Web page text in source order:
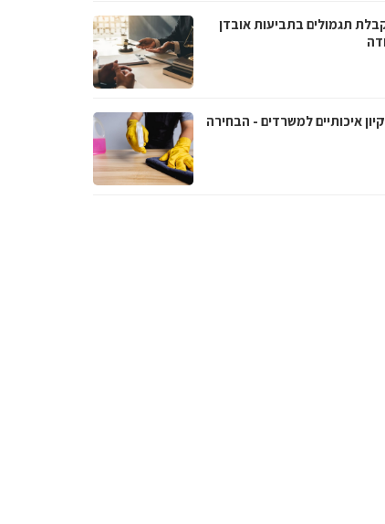
תגמולים בתביעות אובדן
איכותיים למשרדים - הבחירה